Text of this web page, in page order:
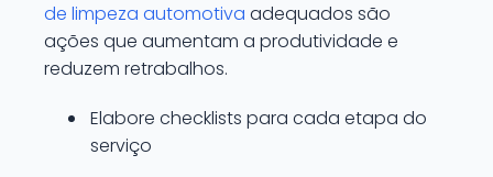
de limpeza automotiva adequados são
ações que aumentam a produtividade e
reduzem retrabalhos.
Elabore checklists para cada etapa do
serviço